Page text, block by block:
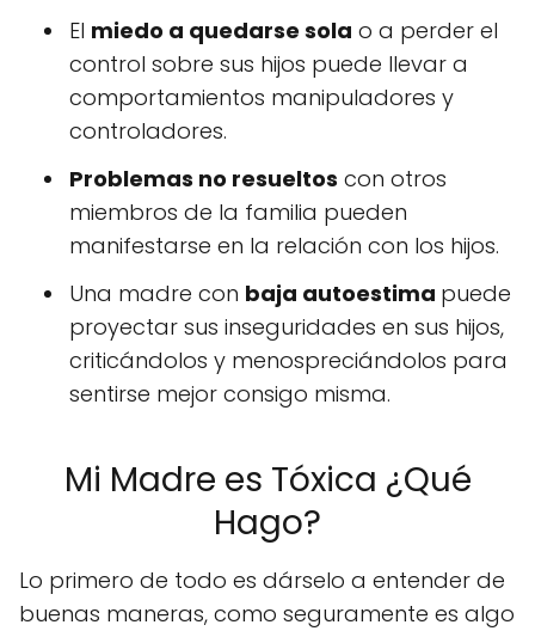
El miedo a quedarse sola o a perder el
control sobre sus hijos puede llevar a
comportamientos manipuladores y
controladores.
Problemas no resueltos con otros
miembros de la familia pueden
manifestarse en la relación con los hijos.
Una madre con baja autoestima puede
proyectar sus inseguridades en sus hijos,
criticándolos y menospreciándolos para
sentirse mejor consigo misma.
Mi Madre es Tóxica ¿Qué
Hago?
Lo primero de todo es dárselo a entender de
buenas maneras, como seguramente es algo